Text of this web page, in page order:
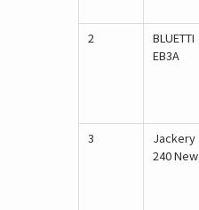
2
BLUETTI
EB3A
3
Jackery
240 New